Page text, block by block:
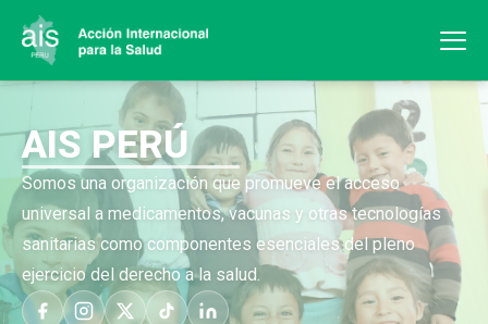
AIS PERÚ
Somos una organización que promueve el acceso
universal a medicamentos, vacunas y otras tecnologías
sanitarias como componentes esenciales del pleno
ejercicio del derecho a la salud.